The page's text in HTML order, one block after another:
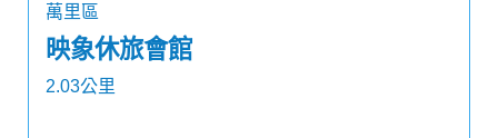
萬里區
映象休旅會館
2.03公里